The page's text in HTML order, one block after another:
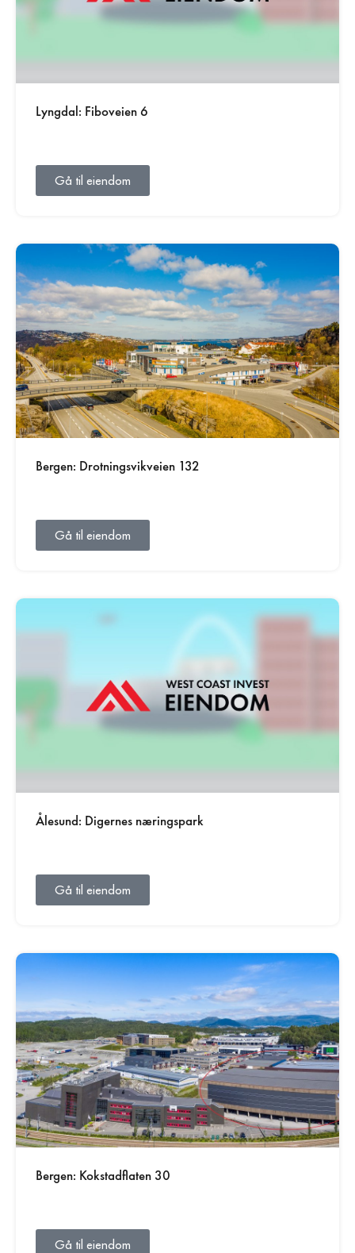
Lyngdal: Fiboveien 6
Gå til eiendom
Bergen: Drotningsvikveien 132
Gå til eiendom
Ålesund: Digernes næringspark
Gå til eiendom
Bergen: Kokstadflaten 30
Gå til eiendom